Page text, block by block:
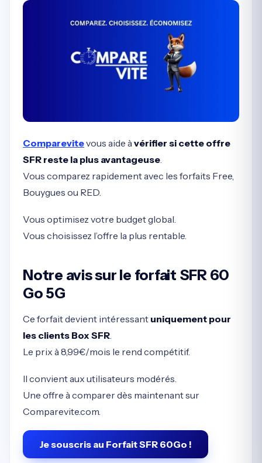
Comparevitevous aide à vérifier si cette offre
SFR reste la plus avantageuse
Vous comparez rapidement avec les forfaits Free,
Bouygues ou RED.
Vous optimisez votre budget global.
Vous choisissez l’offre la plus rentable.
Notre avis sur le forfait SFR 60
Go 5G
Ce forfait devient intéressant uniquement pour
les clients Box SFR
Le prix à 8,99€/mois le rend compétitif.
Il convient aux utilisateurs modérés.
Une offre à comparer dès maintenant sur
Comparevite.com.
Je souscris au Forfait SFR 60Go !